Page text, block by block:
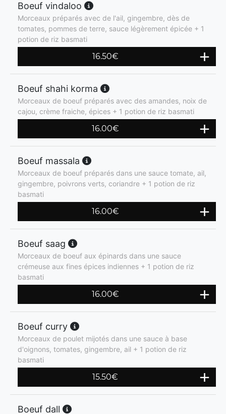
Boeuf vindaloo
Morceaux préparés avec de l'ail, gingembre, dès de
tomates, pommes de terre, sauce légèrement épicée + 1
potion de riz basmati
16.50€
Boeuf shahi korma
Morceaux de boeuf préparés avec des amandes, noix de
cajou, crème fraiche, épices + 1 potion de riz basmati
16.00€
Boeuf massala
Morceaux de boeuf préparés dans une sauce tomate, ail,
gingembre, poivrons verts, coriandre + 1 potion de riz
basmati
16.00€
Boeuf saag
Morceaux de boeuf aux épinards dans une sauce
crémeuse aux fines épices indiennes + 1 potion de riz
basmati
16.00€
Boeuf curry
Morceaux de poulet mijotés dans une sauce à base
d'oignons, tomates, gingembre, ail + 1 potion de riz
basmati
15.50€
Boeuf dall